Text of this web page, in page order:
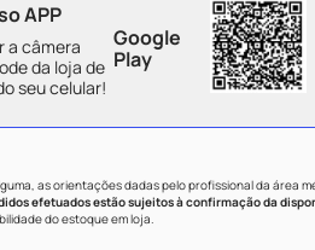
APP
a câmera
da loja de
seu celular!
Google
Play
as orientações dadas pelo profissional da área
efetuados estão sujeitos à confirmação da
do estoque em loja.